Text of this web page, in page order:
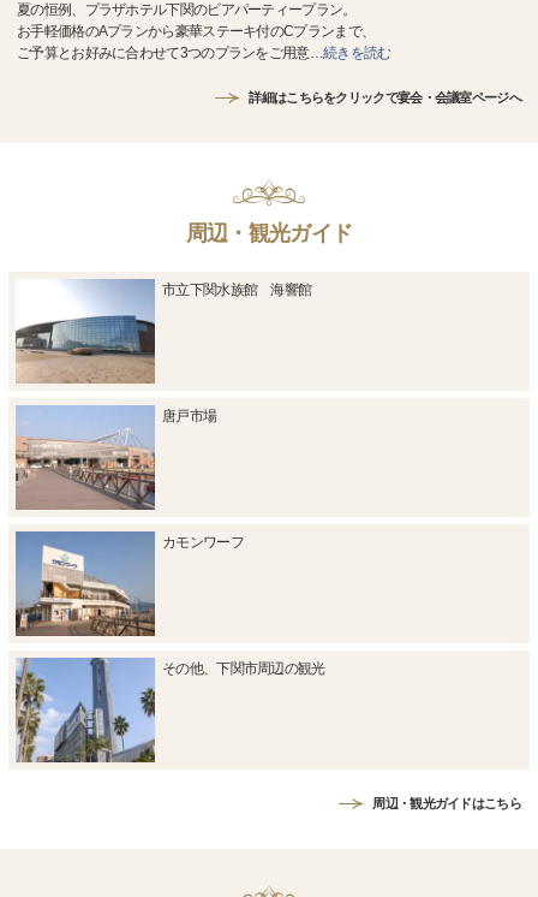
夏の恒例、プラザホテル下関のビアパーティープラン。
お手軽価格のAプランから豪華ステーキ付のCプランまで、
ご予算とお好みに合わせて3つのプランをご用意…続きを読む
詳細はこちらをクリックで宴会・会議室ページへ
周辺・観光ガイド
市立下関水族館 海響館
唐戸市場
カモンワーフ
その他、下関市周辺の観光
周辺・観光ガイドはこちら